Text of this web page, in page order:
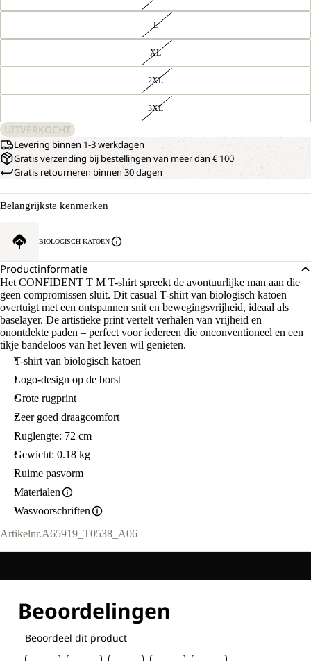
L
XL
2XL
3XL
UITVERKOCHT
Levering binnen 1-3 werkdagen
Gratis verzending bij bestellingen van meer dan € 100
Gratis retourneren binnen 30 dagen
Belangrijkste kenmerken
BIOLOGISCH KATOEN
Productinformatie
Het CONFIDENT T M T-shirt spreekt de avontuurlijke man aan die
geen compromissen sluit. Dit casual T-shirt van biologisch katoen
overtuigt met een ontspannen snit en bewegingsvrijheid, ideaal als
baselayer. De artistieke print vertelt verhalen van vrijheid en
onontdekte paden – perfect voor iedereen die onconventioneel en een
tikje bandeloos van het leven wil genieten.
T-shirt van biologisch katoen
Logo-design op de borst
Grote rugprint
Zeer goed draagcomfort
Ruglengte: 72 cm
Gewicht: 0.18 kg
Ruime pasvorm
Materialen
Wasvoorschriften
Artikelnr.A65919_T0538_A06